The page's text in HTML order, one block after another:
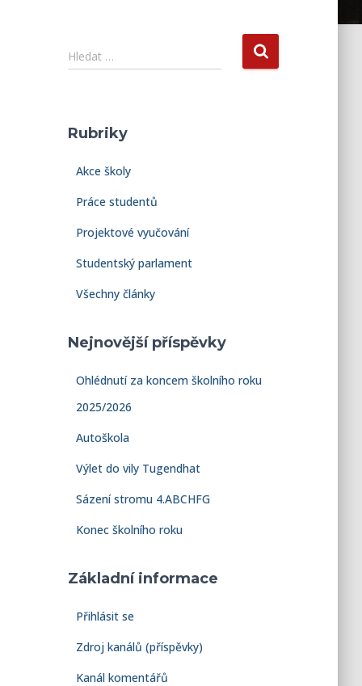
V
y
d
Hledat …
Rubriky
Akce školy
Práce studentů
Projektové vyučování
Studentský parlament
Všechny články
Nejnovější příspěvky
Ohlédnutí za koncem školního roku
2025/2026
Autoškola
Výlet do vily Tugendhat
Sázení stromu 4.ABCHFG
Konec školního roku
Základní informace
Přihlásit se
Zdroj kanálů (příspěvky)
Kanál komentářů